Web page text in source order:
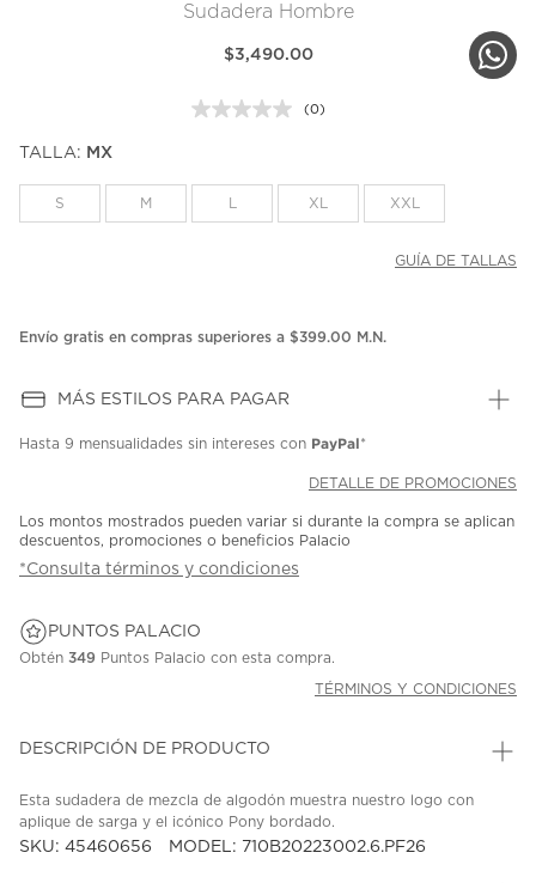
Sudadera Hombre
$3,490.00
Sin
la
misma
(0)
TALLA: MX
S M XL XXL
GUÍA DE TALLAS
Envío gratis en compras superiores a $399.00 M.N.
MÁS ESTILOS PARA PAGAR
Hasta 9 mensualidades sin intereses con PayPal*
DETALLE DE PROMOCIONES
Los montos mostrados pueden variar si durante la compra se aplican
descuentos, promociones o beneficios Palacio
*Consulta términos y condiciones
PUNTOS PALACIO
Obtén 349 Puntos Palacio con esta compra.
TÉRMINOS Y CONDICIONES
DESCRIPCIÓN DE PRODUCTO
Esta sudadera de mezcla de algodón muestra nuestro logo con
aplique de sarga y el icónico Pony bordado.
SKU: 45460656 MODEL: 710B20223002.6.PF26